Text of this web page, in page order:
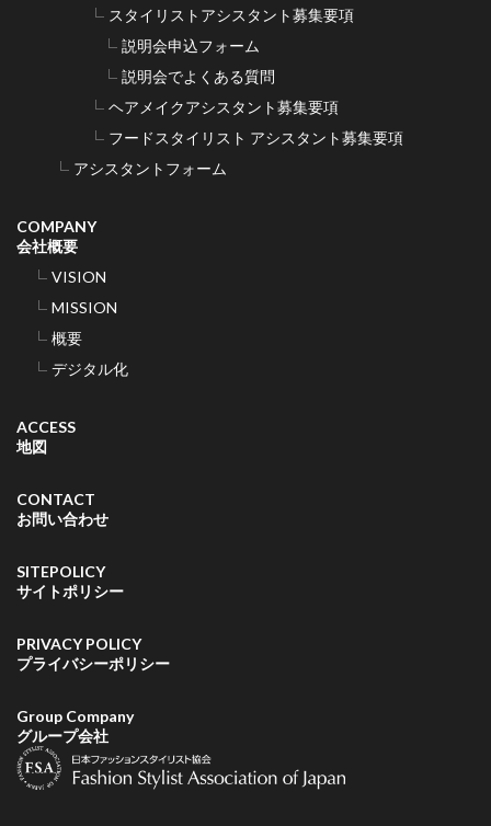
スタイリストアシスタント募集要項
説明会申込フォーム
説明会でよくある質問
ヘアメイクアシスタント募集要項
フードスタイリスト アシスタント募集要項
アシスタントフォーム
COMPANY
会社概要
VISION
MISSION
概要
デジタル化
ACCESS
地図
CONTACT
お問い合わせ
SITEPOLICY
サイトポリシー
PRIVACY POLICY
プライバシーポリシー
Group Company
グループ会社